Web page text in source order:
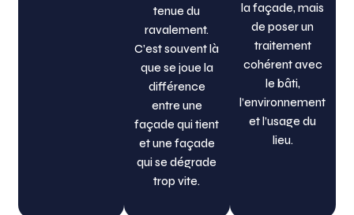
tenue du
ravalement.
C’est souvent là
que se joue la
différence
entre une
façade qui tient
et une façade
qui se dégrade
trop vite.
la façade, mais
de poser un
traitement
cohérent avec
le bâti,
l’environnement
et l’usage du
lieu.